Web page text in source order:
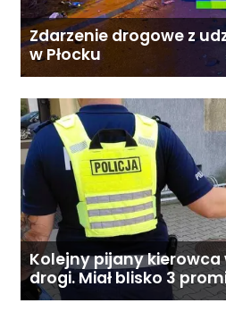
Zdarzenie drogowe z
w Płocku
Kolejny pijany
drogi. Miał blisko 3